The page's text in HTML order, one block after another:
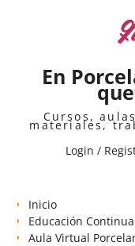
En
Cursos,
materiales,
Login /
Inicio
Educación Continua
Aula Virtual